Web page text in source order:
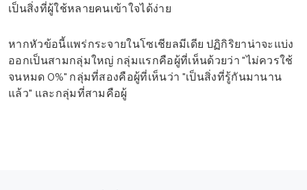
เป็นสิ่งที่ผู้ใช้หลายคนเข้าใจได้ง่าย
หากหัวข้อนี้แพร่กระจายในโซเชียลมีเดีย ปฏิกิริยาน่าจะแบ่ง
ออกเป็นสามกลุ่มใหญ่ กลุ่มแรกคือผู้ที่เห็นด้วยว่า "ไม่ควรใช้
จนหมด 0%" กลุ่มที่สองคือผู้ที่เห็นว่า "เป็นสิ่งที่รู้กันมานาน
แล้ว" และกลุ่มที่สามคือผู้